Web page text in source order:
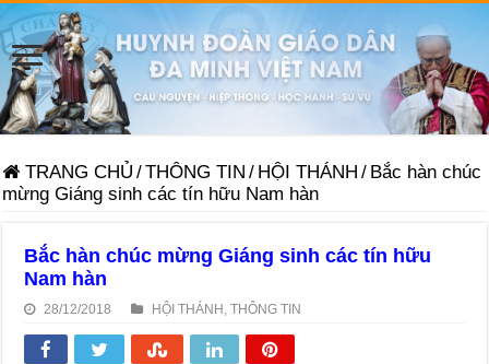
TRANG CHỦ /THÔNG TIN / HỘI THÁNH / Bắc hàn chúc
mừng Giáng sinh các tín hữu Nam hàn
Bắc hàn chúc mừng Giáng sinh các tín hữu
Nam hàn
28/12/2018 HỘI THÁNH ,THÔNG TIN